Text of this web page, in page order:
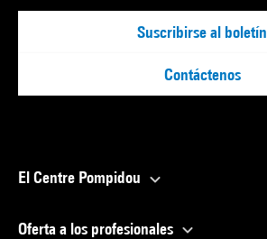
Suscribirse al boletín
Contáctenos
El Centre Pompidou
Oferta a los profesionales